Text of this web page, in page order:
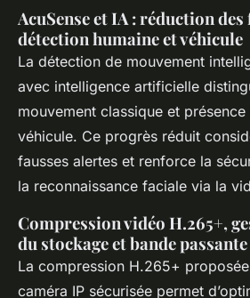
AcuSense et IA : réduction
détection humaine et véhicule
La détection de mouvement
avec intelligence artificielle
mouvement classique et
véhicule. Ce progrès réduit
fausses alertes et renforce la
la reconnaissance faciale via la
Compression vidéo H.265+,
du stockage et bande passante
La compression H.265+
caméra IP sécurisée permet